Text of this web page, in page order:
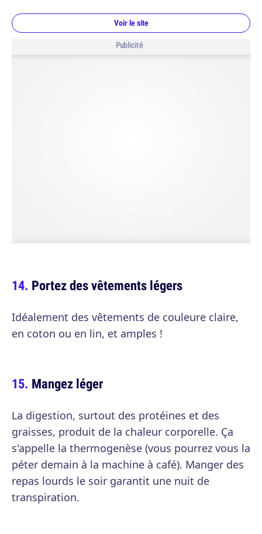
Voir le site
Publicité
Portez des vêtements légers
Idéalement des vêtements de couleure claire,
en coton ou en lin, et amples !
Mangez léger
La digestion, surtout des protéines et des
graisses, produit de la chaleur corporelle. Ça
s'appelle la thermogenèse (vous pourrez vous la
péter demain à la machine à café). Manger des
repas lourds le soir garantit une nuit de
transpiration.